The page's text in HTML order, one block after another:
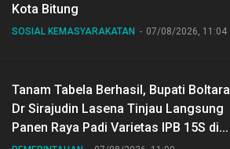
Kota Bitung
SOSIAL KEMASYARAKATAN 07/08/2026, 11:04
Tanam Tabela Berhasil, Bupati Boltara
Dr Sirajudin Lasena Tinjau Langsung
Panen Raya Padi Varietas IPB 15S di